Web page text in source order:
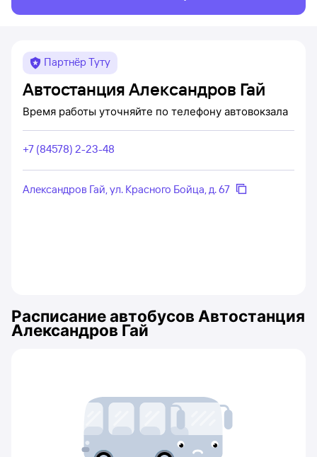
Партнёр Туту
Автостанция Александров Гай
Время работы уточняйте по телефону автовокзала
+7 (84578) 2-23-48
Александров Гай, ул. Красного Бойца, д. 67
Расписание автобусов Автостанция
Александров Гай